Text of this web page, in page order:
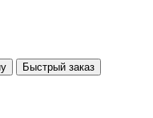
Быстрый заказ